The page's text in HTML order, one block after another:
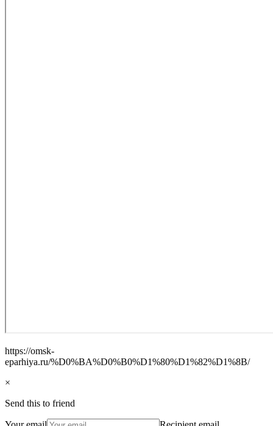
https://omsk-
eparhiya.ru/%D0%BA%D0%B0%D1%80%D1%82%D1%8B/
×
Send this to friend